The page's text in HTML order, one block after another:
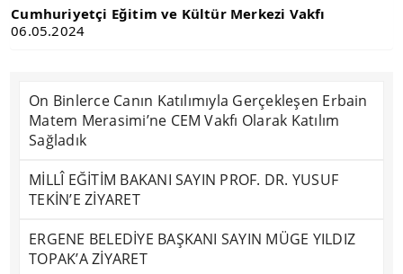
Cumhuriyetçi Eğitim ve Kültür Merkezi Vakfı
06.05.2024
On Binlerce Canın Katılımıyla Gerçekleşen Erbain
Matem Merasimi’ne CEM Vakfı Olarak Katılım
Sağladık
MİLLÎ EĞİTİM BAKANI SAYIN PROF. DR. YUSUF
TEKİN’E ZİYARET
ERGENE BELEDİYE BAŞKANI SAYIN MÜGE YILDIZ
TOPAK’A ZİYARET